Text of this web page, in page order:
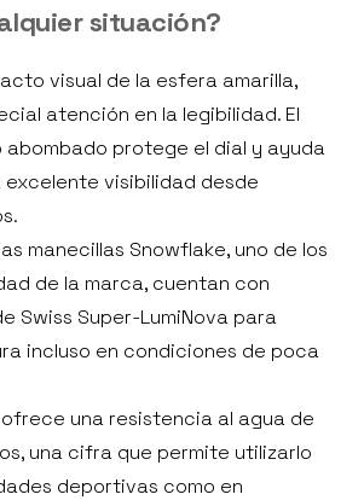
situación?
visual de la esfera amarilla,
atención en la legibilidad. El
protege el dial y ayuda
excelente visibilidad desde
manecillas Snowflake, uno de los
de la marca, cuentan con
Swiss Super-LumiNova para
incluso en condiciones de poca
una resistencia al agua de
una cifra que permite utilizarlo
deportivas como en